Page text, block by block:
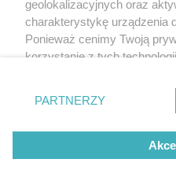
geolokalizacyjnych oraz
charakterystykę urządzenia
Ponieważ cenimy Twoją
korzystanie z tych
zmienić/wycofać klikając
znajdujący się w lewym
rodzaje przetwarzania
użytkownika, ale masz
przetwarzaniu. Preferencje
PARTNERZY